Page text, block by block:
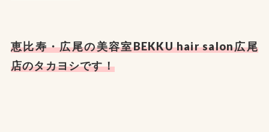
恵比寿・広尾の美容室BEKKU hair salon広尾
店のタカヨシです！